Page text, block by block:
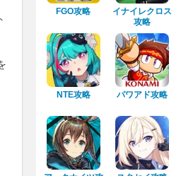
FGO攻略
イナイレクロス
攻略
NTE攻略 パワアド攻略